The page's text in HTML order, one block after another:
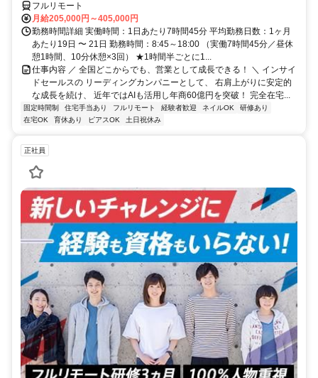
フルリモート
月給205,000円～405,000円
勤務時間詳細 実働時間：1日あたり7時間45分 平均勤務日数：1ヶ月
あたり19日 〜 21日 勤務時間：8:45～18:00 （実働7時間45分／昼休
憩1時間、10分休憩×3回） ★1時間半ごとに1...
仕事内容 ／ 全国どこからでも、営業として成長できる！ ＼ インサイ
ドセールスの リーディングカンパニーとして、 右肩上がりに安定的
な成長を続け、 近年ではAIも活用し年商60億円を突破！ 完全在宅...
固定時間制 住宅手当あり フルリモート 経験者歓迎 ネイルOK
研修あり
在宅OK
育休あり ピアスOK 土日祝休み
正社員